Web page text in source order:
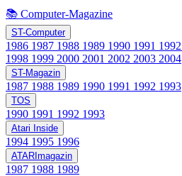
📚 Computer-Magazine
ST-Computer
1986 1987 1988 1989 1990 1991 1992
1998 1999 2000 2001 2002 2003 2004
ST-Magazin
1987 1988 1989 1990 1991 1992 1993
TOS
1990 1991 1992 1993
Atari Inside
1994 1995 1996
ATARImagazin
1987 1988 1989